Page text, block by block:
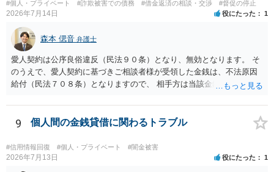
#個人・プライベート #詐欺被害での債務 #借金返済の相談・交渉 #督促の停止
2026年7月14日 役にたった 1
森本 偲音 弁護士
愛人契約は公序良俗違反（民法９０条）となり、無効となります。 そ
のうえで、愛人契約に基づきご相談者様が受領した金銭は、不法原因
給付（民法７０８条）となりますので、 相手方は当該金銭の返還請求
9 個人間の金銭貸借に関わるトラブル
#信用情報回復 #個人・プライベート #闇金被害
2026年7月13日 役にたった 1